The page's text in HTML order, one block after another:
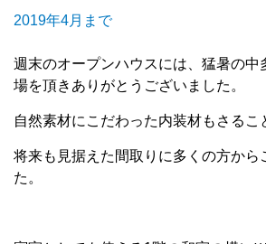
2019年4月まで
週末のオープンハウスには、猛暑の中
場を頂きありがとうございました。
自然素材にこだわった内装材もさるこ
将来も見据えた間取りに多くの方から
た。